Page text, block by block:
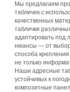
Мы предлагаем
табличек с
качественных
таблички
адаптировать под
нюансы — от
способа
не только
Наши адресные
устойчивых к
композитные